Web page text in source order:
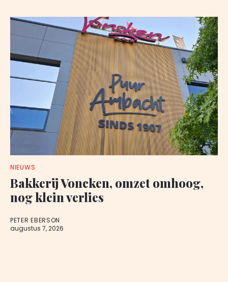
NIEUWS
Bakkerij Voncken, omzet omhoog,
nog klein verlies
PETER EBERSON
augustus 7, 2026